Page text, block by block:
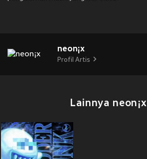
neon¡x
Profil Artis
Lainnya neon¡x